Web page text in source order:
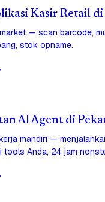
Kasir Retail
— scan barcode,
stok opname.
AI Agent di
mandiri —
tools Anda, 24 jam